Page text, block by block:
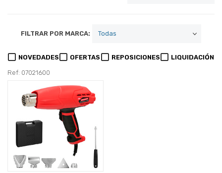
FILTRAR POR MARCA:
NOVEDADES OFERTAS REPOSICIONES LIQUIDACIÓN
Ref: 07021600